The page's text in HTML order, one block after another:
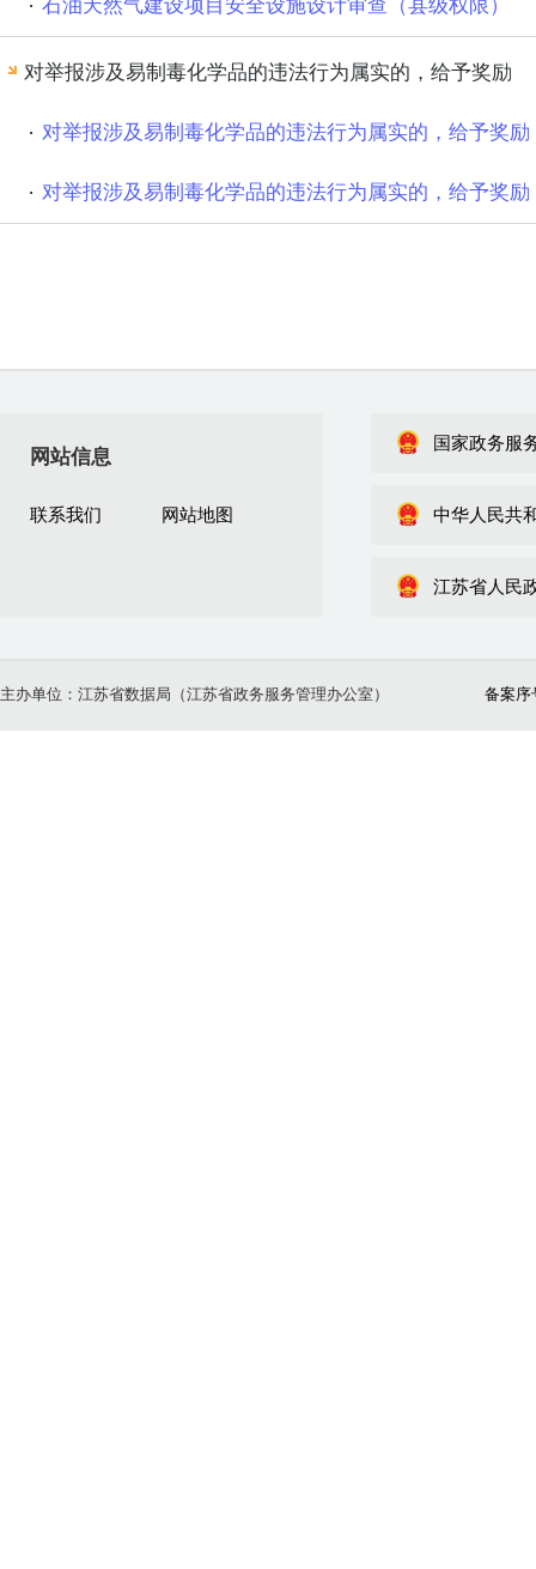
石油天然气建设项目安全设施设计审查（县级权限）
对举报涉及易制毒化学品的违法行为属实的，给予奖励
对举报涉及易制毒化学品的违法行为属实的，给予奖励
对举报涉及易制毒化学品的违法行为属实的，给予奖励
网站信息
联系我们 网站地图
国家政务服
中华人民共
江苏省人民
主办单位：江苏省数据局（江苏省政务服务管理办公室） 备案序